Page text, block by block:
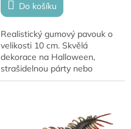
Do košíku
Realistický gumový pavouk o
velikosti 10 cm. Skvělá
dekorace na Halloween,
strašidelnou párty nebo
tematickou výzdobu.